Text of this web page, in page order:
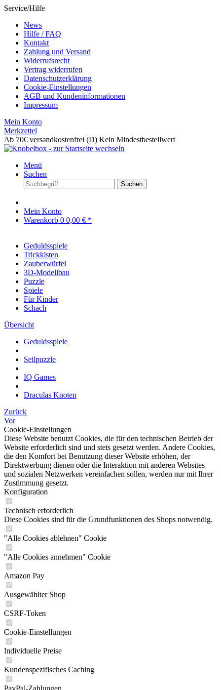
Service/Hilfe
News
Hilfe / FAQ
Kontakt
Zahlung und Versand
Widerrufsrecht
Vertrag widerrufen
Datenschutzerklärung
Cookie-Einstellungen
AGB und Kundeninformationen
Impressum
Mein Konto
Merkzettel
Ab 70€ versandkostenfrei (D) Kein Mindestbestellwert
Menü
Suchen
Suchen
Mein Konto
Warenkorb 0 0,00 € *
Geduldsspiele
Trickkisten
Zauberwürfel
3D-Modellbau
Puzzle
Spiele
Für Kinder
Schach
Übersicht
Geduldsspiele
Seilpuzzle
IQ Games
Draculas Knoten
Zurück
Vor
Cookie-Einstellungen
Diese Website benutzt Cookies, die für den technischen Betrieb der
Website erforderlich sind und stets gesetzt werden. Andere Cookies,
die den Komfort bei Benutzung dieser Website erhöhen, der
Direktwerbung dienen oder die Interaktion mit anderen Websites
und sozialen Netzwerken vereinfachen sollen, werden nur mit Ihrer
Zustimmung gesetzt.
Konfiguration
Technisch erforderlich
Diese Cookies sind für die Grundfunktionen des Shops notwendig.
"Alle Cookies ablehnen" Cookie
"Alle Cookies annehmen" Cookie
Amazon Pay
Ausgewählter Shop
CSRF-Token
Cookie-Einstellungen
Individuelle Preise
Kundenspezifisches Caching
PayPal-Zahlungen